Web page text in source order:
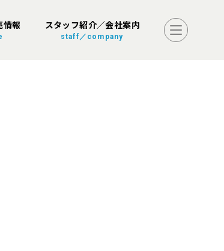
情報 スタッフ紹介／会社案内
staff／company